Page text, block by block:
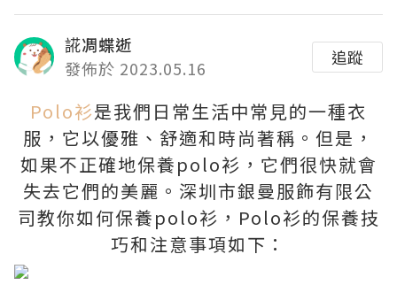
誮凋蝶逝
發佈於 2023.05.16
追蹤
Polo衫是我們日常生活中常見的一種衣
服，它以優雅、舒適和時尚著稱。但是，
如果不正確地保養polo衫，它們很快就會
失去它們的美麗。深圳市銀曼服飾有限公
司教你如何保養polo衫，Polo衫的保養技
巧和注意事項如下：